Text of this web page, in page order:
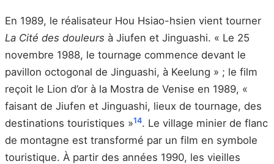
En 1989, le réalisateur Hou Hsiao-hsien vient tourner
La Cité des douleurs à Jiufen et Jinguashi. « Le 25
novembre 1988, le tournage commence devant le
pavillon octogonal de Jinguashi, à Keelung » ; le film
reçoit le Lion d’or à la Mostra de Venise en 1989, «
faisant de Jiufen et Jinguashi, lieux de tournage, des
destinations touristiques »14. Le village minier de flanc
de montagne est transformé par un film en symbole
touristique. À partir des années 1990, les vieilles